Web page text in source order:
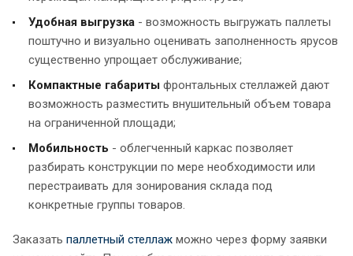
Удобная выгрузка - возможность выгружать паллеты
поштучно и визуально оценивать заполненность ярусов
существенно упрощает обслуживание;
Компактные габариты фронтальных стеллажей дают
возможность разместить внушительный объем товара
на ограниченной площади;
Мобильность - облегченный каркас позволяет
разбирать конструкции по мере необходимости или
перестраивать для зонирования склада под
конкретные группы товаров.
Заказать паллетный стеллаж можно через форму заявки